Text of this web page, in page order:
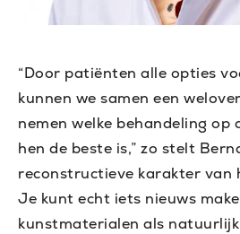
“Door patiënten alle opties
kunnen we samen een
nemen welke behandeling
hen de beste is,” zo stelt
reconstructieve karakter van
Je kunt echt iets nieuws
kunstmaterialen als natuurlijk